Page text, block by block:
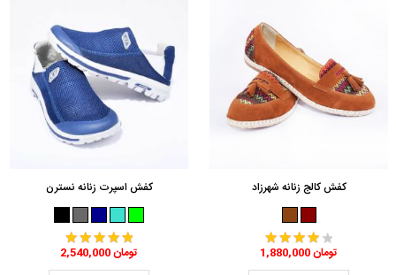
کفش کالج زنانه شهرزاد
1,880,000 تومان
کفش اسپرت زنانه نسترن
2,540,000 تومان